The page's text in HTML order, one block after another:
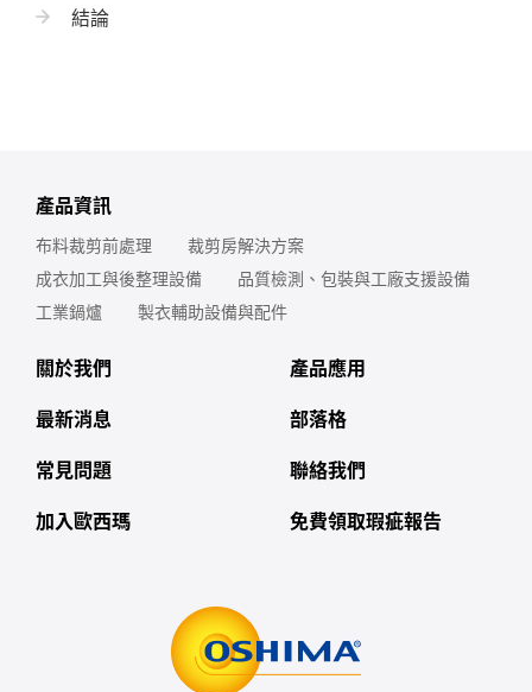
結論
產品資訊
布料裁剪前處理
裁剪房解決方案
成衣加工與後整理設備
品質檢測、包裝與工廠支援設備
工業鍋爐
製衣輔助設備與配件
關於我們 產品應用
最新消息 部落格
常見問題 聯絡我們
加入歐西瑪 免費領取瑕疵報告